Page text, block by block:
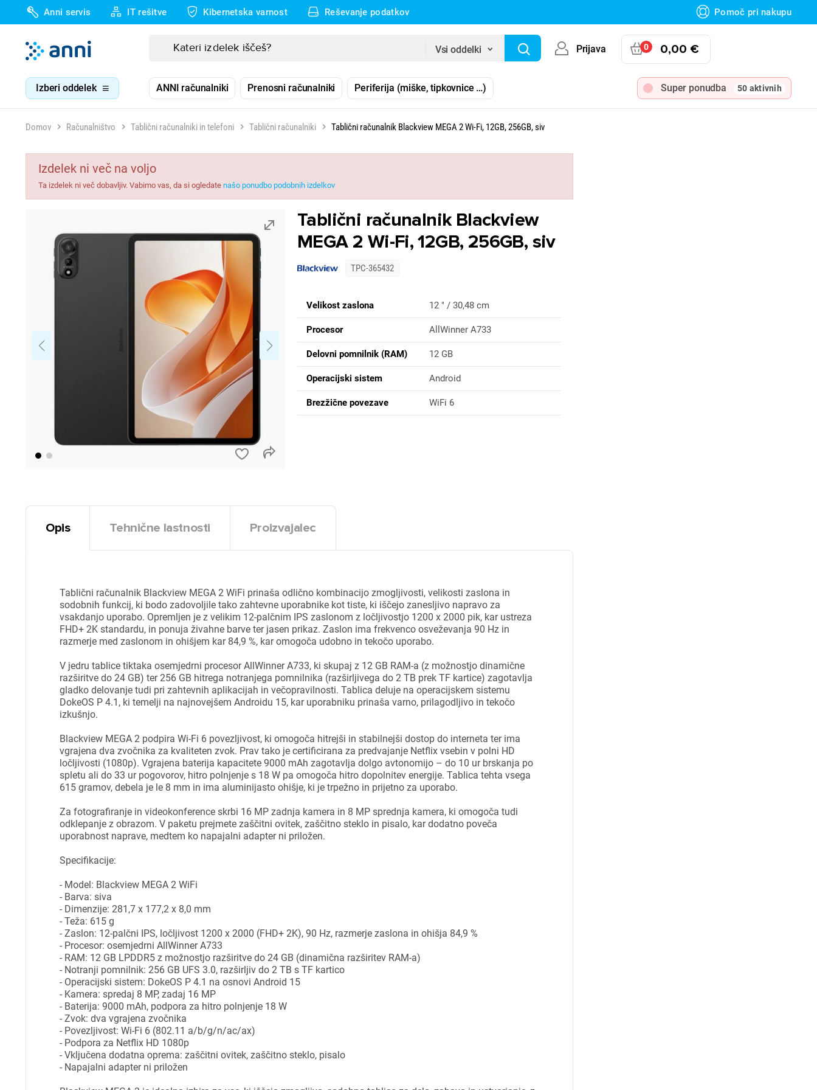
Anni servis IT rešitve Kibernetska varnost Reševanje podatkov Pomoč pri nakupu
Vsi oddelki Prijava 0 0,00 €
Izberi oddelek ANNI računalniki Prenosni računalniki Periferija (miške, tipkovnice …) Super ponudba 50 aktivnih
Domov Računalništvo Tablični računalniki in telefoni Tablični računalniki Tablični računalnik Blackview MEGA 2 Wi-Fi, 12GB, 256GB, siv
Izdelek ni več na voljo
Ta izdelek ni več dobavljiv. Vabimo vas, da si ogledate našo ponudbo podobnih izdelkov
Tablični računalnik Blackview
MEGA 2 Wi-Fi, 12GB, 256GB, siv
TPC-365432
Velikost zaslona 12 " / 30,48 cm
Procesor AllWinner A733
Delovni pomnilnik (RAM) 12 GB
Operacijski sistem Android
Brezžične povezave WiFi 6
Opis Tehnične lastnosti Proizvajalec
Tablični računalnik Blackview MEGA 2 WiFi prinaša odlično kombinacijo zmogljivosti, velikosti zaslona in
sodobnih funkcij, ki bodo zadovoljile tako zahtevne uporabnike kot tiste, ki iščejo zanesljivo napravo za
vsakdanjo uporabo. Opremljen je z velikim 12-palčnim IPS zaslonom z ločljivostjo 1200 x 2000 pik, kar ustreza
FHD+ 2K standardu, in ponuja živahne barve ter jasen prikaz. Zaslon ima frekvenco osveževanja 90 Hz in
razmerje med zaslonom in ohišjem kar 84,9 %, kar omogoča udobno in tekočo uporabo.
V jedru tablice tiktaka osemjedrni procesor AllWinner A733, ki skupaj z 12 GB RAM-a (z možnostjo dinamične
razširitve do 24 GB) ter 256 GB hitrega notranjega pomnilnika (razširljivega do 2 TB prek TF kartice) zagotavlja
gladko delovanje tudi pri zahtevnih aplikacijah in večopravilnosti. Tablica deluje na operacijskem sistemu
DokeOS P 4.1, ki temelji na najnovejšem Androidu 15, kar uporabniku prinaša varno, prilagodljivo in tekočo
izkušnjo.
Blackview MEGA 2 podpira Wi-Fi 6 povezljivost, ki omogoča hitrejši in stabilnejši dostop do interneta ter ima
vgrajena dva zvočnika za kvaliteten zvok. Prav tako je certificirana za predvajanje Netflix vsebin v polni HD
ločljivosti (1080p). Vgrajena baterija kapacitete 9000 mAh zagotavlja dolgo avtonomijo – do 10 ur brskanja po
spletu ali do 33 ur pogovorov, hitro polnjenje s 18 W pa omogoča hitro dopolnitev energije. Tablica tehta vsega
615 gramov, debela je le 8 mm in ima aluminijasto ohišje, ki je trpežno in prijetno za uporabo.
Za fotografiranje in videokonference skrbi 16 MP zadnja kamera in 8 MP sprednja kamera, ki omogoča tudi
odklepanje z obrazom. V paketu prejmete zaščitni ovitek, zaščitno steklo in pisalo, kar dodatno poveča
uporabnost naprave, medtem ko napajalni adapter ni priložen.
Specifikacije:
- Model: Blackview MEGA 2 WiFi
- Barva: siva
- Dimenzije: 281,7 x 177,2 x 8,0 mm
- Teža: 615 g
- Zaslon: 12-palčni IPS, ločljivost 1200 x 2000 (FHD+ 2K), 90 Hz, razmerje zaslona in ohišja 84,9 %
- Procesor: osemjedrni AllWinner A733
- RAM: 12 GB LPDDR5 z možnostjo razširitve do 24 GB (dinamična razširitev RAM-a)
- Notranji pomnilnik: 256 GB UFS 3.0, razširljiv do 2 TB s TF kartico
- Operacijski sistem: DokeOS P 4.1 na osnovi Android 15
- Kamera: spredaj 8 MP, zadaj 16 MP
- Baterija: 9000 mAh, podpora za hitro polnjenje 18 W
- Zvok: dva vgrajena zvočnika
- Povezljivost: Wi-Fi 6 (802.11 a/b/g/n/ac/ax)
- Podpora za Netflix HD 1080p
- Vključena dodatna oprema: zaščitni ovitek, zaščitno steklo, pisalo
- Napajalni adapter ni priložen
Za dodajanje na seznam želja morate biti prijavljeni.
Prekliči